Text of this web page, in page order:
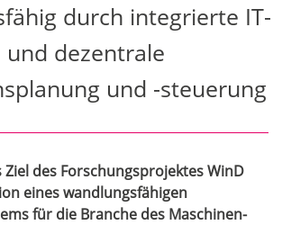
durch integrierte IT-
dezentrale
und -steuerung
des Forschungsprojektes WinD
eines wandlungsfähigen
für die Branche des Maschinen-